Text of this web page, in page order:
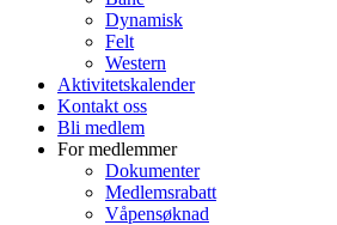
Dynamisk
Felt
Western
Aktivitetskalender
Kontakt oss
Bli medlem
For medlemmer
Dokumenter
Medlemsrabatt
Våpensøknad